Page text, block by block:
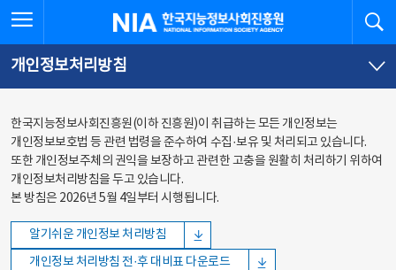
바로가기
바로가기
한국지능정보사회진흥원
개인정보처리방침
한국지능정보사회진흥원(이하 진흥원)이 취급하는 모든 개인정보는
개인정보보호법 등 관련 법령을 준수하여 수집·보유 및 처리되고 있습니다.
또한 개인정보주체의 권익을 보장하고 관련한 고충을 원활히 처리하기 위하여
개인정보처리방침을 두고 있습니다.
본 방침은 2026년 5월 4일부터 시행됩니다.
알기쉬운 개인정보 처리방침
개인정보 처리방침 전·후 대비표 다운로드